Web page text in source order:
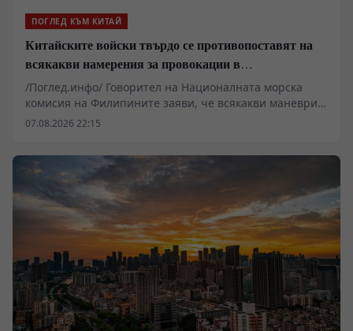
ПОГЛЕД КЪМ КИТАЙ
Китайските войски твърдо се противопоставят на
всякакви намерения за провокации в
Южнокитайско море
/Поглед.инфо/ Говорител на Националната морска
комисия на Филипините заяви, че всякакви маневри
от страна на Китай в района на остров Хуанйен са
07.08.2026 22:15